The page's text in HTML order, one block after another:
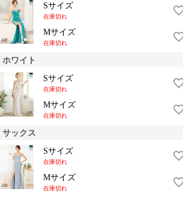
Sサイズ
在庫切れ
Mサイズ
在庫切れ
ホワイト
Sサイズ
在庫切れ
Mサイズ
在庫切れ
サックス
Sサイズ
在庫切れ
Mサイズ
在庫切れ